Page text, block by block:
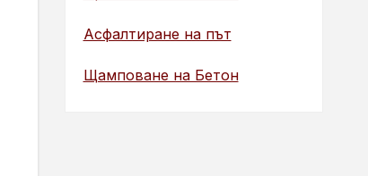
Асфалтиране на път
Щамповане на Бетон